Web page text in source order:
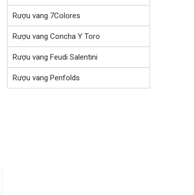
Rượu vang 7Colores
Rượu vang Concha Y Toro
Rượu vang Feudi Salentini
Rượu vang Penfolds